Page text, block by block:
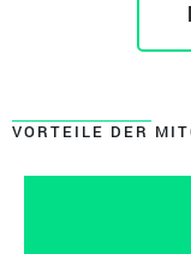
VORTEILE DER